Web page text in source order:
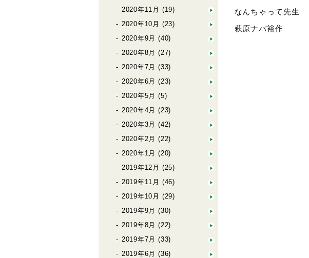
2020年11月 (19)
2020年10月 (23)
2020年9月 (40)
2020年8月 (27)
2020年7月 (33)
2020年6月 (23)
2020年5月 (5)
2020年4月 (23)
2020年3月 (42)
2020年2月 (22)
2020年1月 (20)
2019年12月 (25)
2019年11月 (46)
2019年10月 (29)
2019年9月 (30)
2019年8月 (22)
2019年7月 (33)
2019年6月 (36)
なんちゃって先生
萩原ナバ裕作